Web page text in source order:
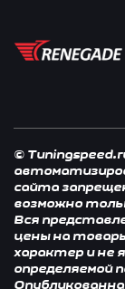
©
сайта
возможно
Вся
цены на
характер и не
определяемой